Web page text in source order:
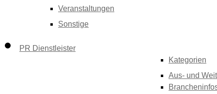
Veranstaltungen
Sonstige
PR Dienstleister
Kategorien
Aus- und